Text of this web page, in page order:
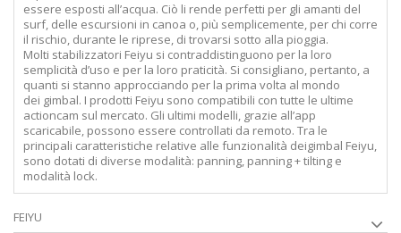
essere esposti all’acqua. Ciò li rende perfetti per gli amanti del
surf, delle escursioni in canoa o, più semplicemente, per chi corre
il rischio, durante le riprese, di trovarsi sotto alla pioggia.
Molti stabilizzatori Feiyu si contraddistinguono per la loro
semplicità d’uso e per la loro praticità. Si consigliano, pertanto, a
quanti si stanno approcciando per la prima volta al mondo
dei gimbal. I prodotti Feiyu sono compatibili con tutte le ultime
actioncam sul mercato. Gli ultimi modelli, grazie all’app
scaricabile, possono essere controllati da remoto. Tra le
principali caratteristiche relative alle funzionalità deigimbal Feiyu,
sono dotati di diverse modalità: panning, panning + tilting e
modalità lock.
FEIYU